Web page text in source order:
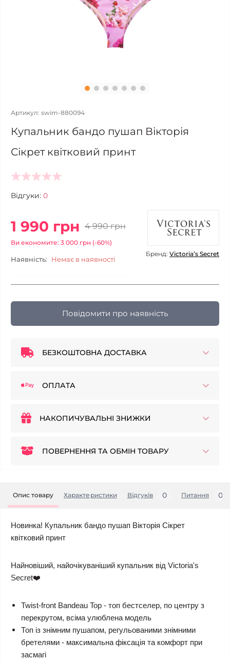
Артикул: swim-880094
Купальник бандо пушап Вікторія
Сікрет квітковий принт
Відгуки: 0
1 990 грн 4 990 грн
Ви економите: 3 000 грн (-60%)
Наявність: Немає в наявності
Бренд: Victoria’s Secret
Повідомити про наявність
БЕЗКОШТОВНА ДОСТАВКА
ОПЛАТА
НАКОПИЧУВАЛЬНІ ЗНИЖКИ
ПОВЕРНЕННЯ ТА ОБМІН ТОВАРУ
Опис товару Характеристики Відгуків 0 Питання 0
Новинка! Купальник бандо пушап Вікторія Сікрет
квітковий принт
Найновіший, найочікуваніший купальник від Victoria's
Secret❤️
Twist-front Bandeau Top - топ бестселер, по центру з
перекрутом, всіма улюблена модель
Топ із знімним пушапом, регульованими знімними
бретелями - максимальна фіксація та комфорт при
засмагі